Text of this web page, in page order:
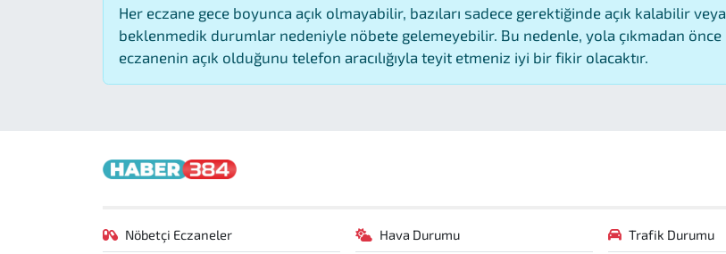
Her eczane gece boyunca açık olmayabilir, bazıları sadece gerektiğinde açık kalabilir veya
beklenmedik durumlar nedeniyle nöbete gelemeyebilir. Bu nedenle, yola çıkmadan önce
eczanenin açık olduğunu telefon aracılığıyla teyit etmeniz iyi bir fikir olacaktır.
Nöbetçi Eczaneler Hava Durumu Trafik Durumu